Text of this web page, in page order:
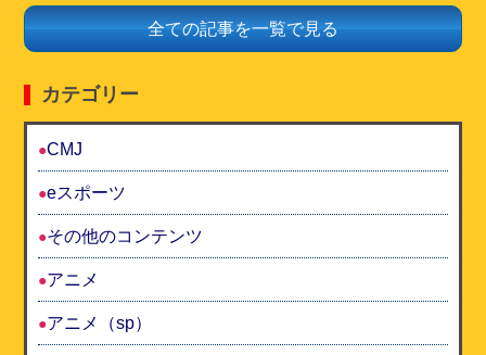
全ての記事を一覧で見る
カテゴリー
CMJ
eスポーツ
その他のコンテンツ
アニメ
アニメ（sp）